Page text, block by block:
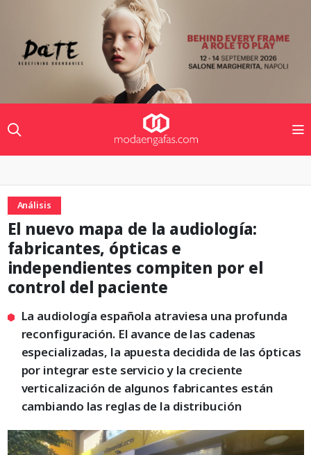
Análisis
El nuevo mapa de la audiología:
fabricantes, ópticas e
independientes compiten por el
control del paciente
La audiología española atraviesa una profunda
reconfiguración. El avance de las cadenas
especializadas, la apuesta decidida de las ópticas
por integrar este servicio y la creciente
verticalización de algunos fabricantes están
cambiando las reglas de la distribución